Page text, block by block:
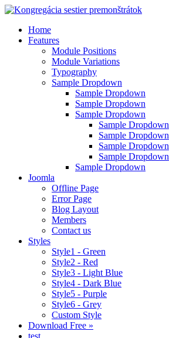
Home
Features
Module Positions
Module Variations
Typography
Sample Dropdown
Sample Dropdown
Sample Dropdown
Sample Dropdown
Sample Dropdown
Sample Dropdown
Sample Dropdown
Sample Dropdown
Sample Dropdown
Joomla
Offline Page
Error Page
Blog Layout
Members
Contact us
Styles
Style1 - Green
Style2 - Red
Style3 - Light Blue
Style4 - Dark Blue
Style5 - Purple
Style6 - Grey
Custom Style
Download Free »
test